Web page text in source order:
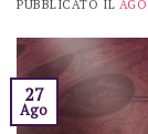
PUBBLICATO IL
27
Ago